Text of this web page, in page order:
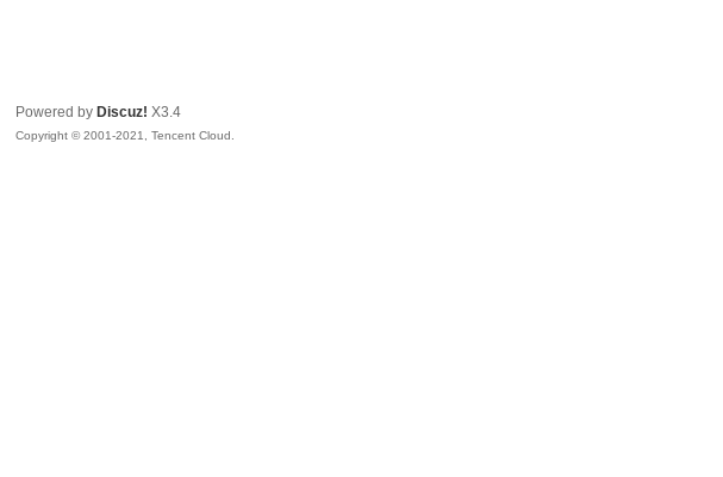
Powered by Discuz! X3.4
Copyright © 2001-2021, Tencent Cloud.